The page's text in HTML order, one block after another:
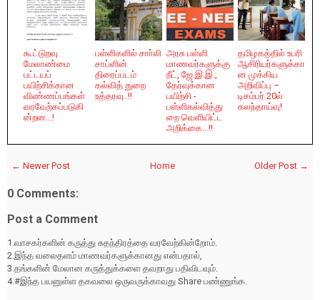
கூட்டுறவு
மேலாண்மை
பட்டயப்
பயிற்சிக்கான
விண்ணப்பங்கள்
வரவேற்கப்படுகி
ன்றன...!
பள்ளிகளில் சாா்லி
சாப்ளின்
திரைப்படம்
கல்வித் துறை
உத்தரவு..!!
அரசு பள்ளி
மாணவர்களுக்கு
நீட், ஜே.இ.இ.,
தேர்வுக்கான
பயிற்சி -
பள்ளிகல்வித்து
றை வெளியிட்ட
அறிக்கை...!!
தமிழகத்தில் உபரி
ஆசிரியர்களுக்கா
ன முக்கிய
அறிவிப்பு –
டிசம்பர் 20ல்
கலந்தாய்வு!
← Newer Post Older Post →
Home
0 Comments:
Post a Comment
1.வாசகர்களின் கருத்து சுதந்திரத்தை வரவேற்கின்றோம்.
2.இந்த வலைதளம் மாணவர்களுக்கானது என்பதால்,
3.தங்களின் மேலான கருத்துக்களை தவறாது பதிவிடவும்.
4.#இந்த பயனுள்ள தகவலை ஒருவருக்காவது Share பண்ணுங்க.